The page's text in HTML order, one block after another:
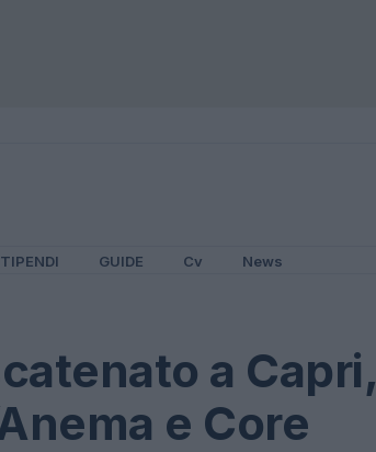
GUIDE Cv News
a Capri,
e Core